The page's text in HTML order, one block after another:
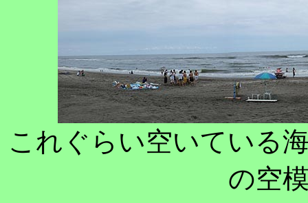
これぐらい空いている
の空